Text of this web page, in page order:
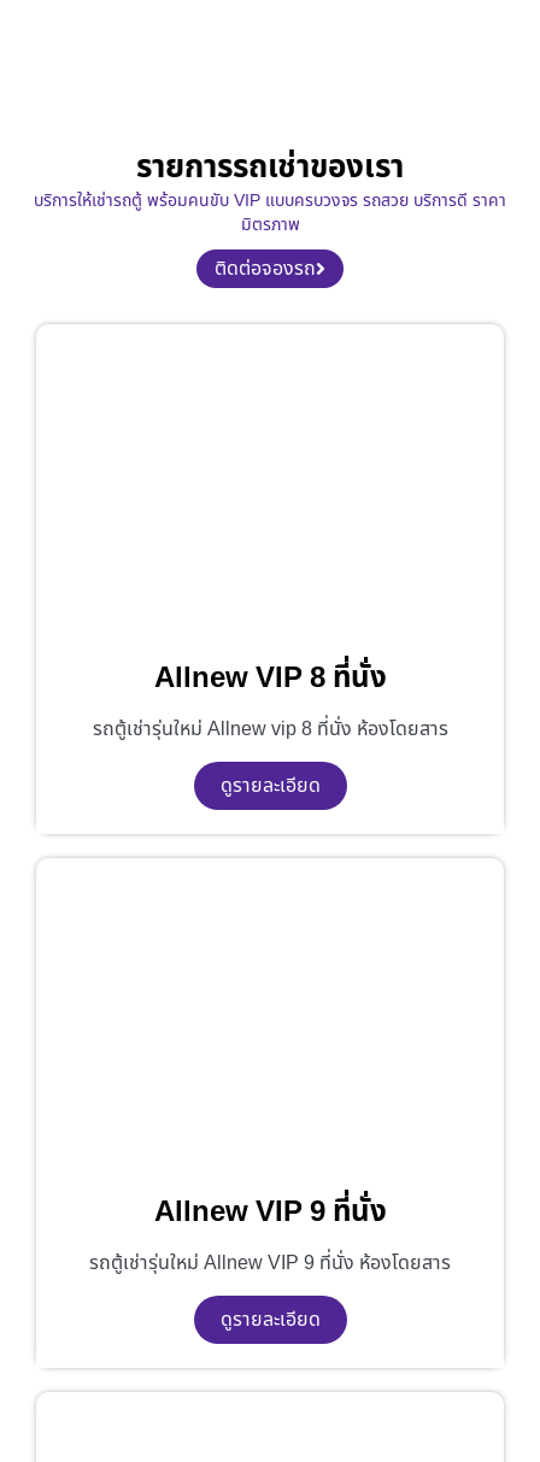
รายการรถเช่าของเรา
บริการให้เช่ารถตู้ พร้อมคนขับ VIP แบบครบวงจร รถสวย บริการดี ราคา
มิตรภาพ
ติดต่อจองรถ
Allnew VIP 8 ที่นั่ง
รถตู้เช่ารุ่นใหม่ Allnew vip 8 ที่นั่ง ห้องโดยสาร
ดูรายละเอียด
Allnew VIP 9 ที่นั่ง
รถตู้เช่ารุ่นใหม่ Allnew VIP 9 ที่นั่ง ห้องโดยสาร
ดูรายละเอียด